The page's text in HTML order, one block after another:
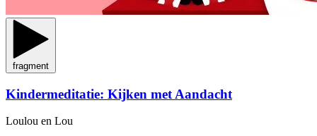
fragment
Kindermeditatie: Kijken met Aandacht
Loulou en Lou